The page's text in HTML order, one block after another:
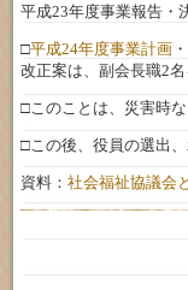
平成23年度事業報告・
□平成24年度事業計画
改正案は、副会長職2
□このことは、災害時
□この後、役員の選出
資料：社会福祉協議会